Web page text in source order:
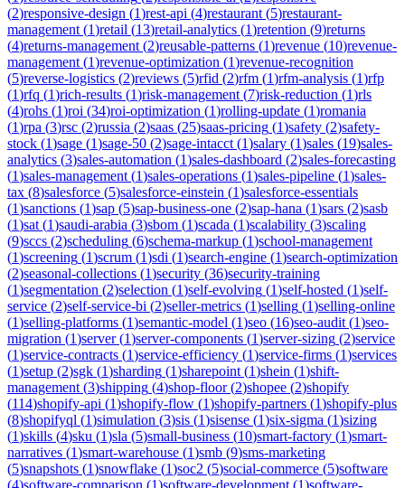
(2)responsive-design (1)rest-api (4)restaurant (5)restaurant-
management (1)retail (13)retail-analytics (1)retention (9)returns
(4)returns-management (2)reusable-patterns (1)revenue (10)revenue-
management (1)revenue-optimization (1)revenue-recognition
(5)reverse-logistics (2)reviews (5)rfid (2)rfm (1)rfm-analysis (1)rfp
(1)rfq (1)rich-results (1)risk-management (7)risk-reduction (1)rls
(4)rohs (1)roi (34)roi-optimization (1)rolling-update (1)romania
(1)rpa (3)rsc (2)russia (2)saas (25)saas-pricing (1)safety (2)safety-
stock (1)sage (1)sage-50 (2)sage-intacct (1)salary (1)sales (19)sales-
analytics (3)sales-automation (1)sales-dashboard (2)sales-forecasting
(1)sales-management (1)sales-operations (1)sales-pipeline (1)sales-
tax (8)salesforce (5)salesforce-einstein (1)salesforce-essentials
(1)sanctions (1)sap (5)sap-business-one (2)sap-hana (1)sars (2)sasb
(1)sat (1)saudi-arabia (3)sbom (1)scada (1)scalability (3)scaling
(9)sccs (2)scheduling (6)schema-markup (1)school-management
(1)screening (1)scrum (1)sdi (1)search-engine (1)search-optimization
(2)seasonal-collections (1)security (36)security-training
(1)segmentation (2)selection (1)self-evolving (1)self-hosted (1)self-
service (2)self-service-bi (2)seller-metrics (1)selling (1)selling-online
(1)selling-platforms (1)semantic-model (1)seo (16)seo-audit (1)seo-
migration (1)server(1)server-components (1)server-sizing (2)service
(1)service-contracts (1)service-efficiency (1)service-firms (1)services
(1)setup (2)sgk (1)sharding (1)sharepoint (1)shein (1)shift-
management (3)shipping (4)shop-floor(2)shopee (2)shopify
(114)shopify-api (1)shopify-flow (1)shopify-partners (1)shopify-plus
(8)shopifyql (1)simulation (3)sis (1)sisense (1)six-sigma (1)sizing
(1)skills (4)sku (1)sla (5)small-business (10)smart-factory (1)smart-
narratives (1)smart-warehouse (1)smb (9)sms-marketing
(5)snapshots (1)snowflake (1)soc2 (5)social-commerce (5)software
(4)software-comparison (1)software-development (1)software-